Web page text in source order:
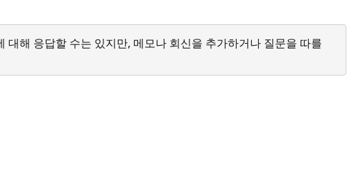
해 응답할 수는 있지만, 메모나 회신을 추가하거나 질문을 따를